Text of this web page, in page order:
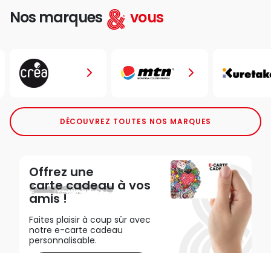
Nos marques vous
DÉCOUVREZ TOUTES NOS MARQUES
Offrez une
carte cadeau à vos
amis !
Faites plaisir à coup sûr avec
notre e-carte cadeau
personnalisable.